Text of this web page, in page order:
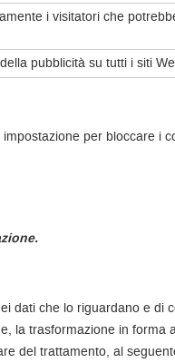
i visitatori che
pubblicità su tutti i siti
per bloccare i
dati che lo riguardano e di
la trasformazione in forma
del trattamento, al